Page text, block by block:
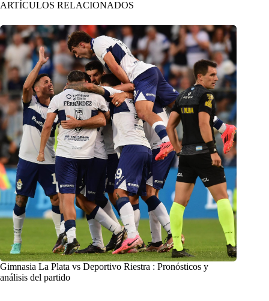
ARTÍCULOS RELACIONADOS
Gimnasia La Plata vs Deportivo Riestra : Pronósticos y
análisis del partido